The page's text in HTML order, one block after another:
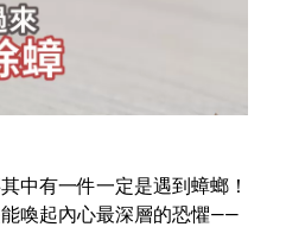
菌保濕洗手乳)
中有一件一定是遇到蟑螂！
喚起內心最深層的恐懼——